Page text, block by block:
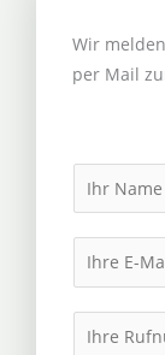
Wir
per Mail
a
m
m
a